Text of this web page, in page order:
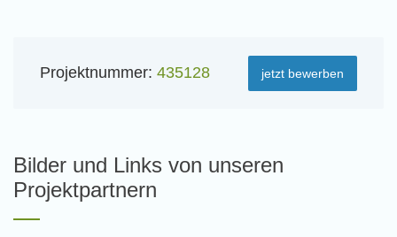
Projektnummer: 435128 jetzt bewerben
Bilder und Links von unseren
Projektpartnern